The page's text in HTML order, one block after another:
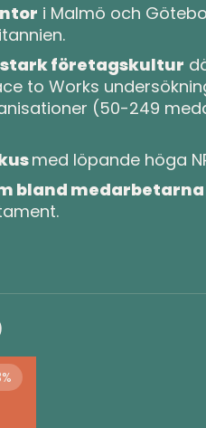
i Malmö och
stark företagskultur
to Works
(50-249
med löpande höga
bland medarbetarna